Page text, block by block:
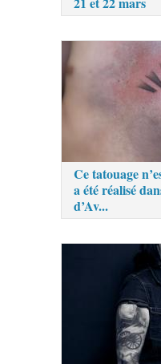
Ce tatouage
a été réalisé
d’Av...